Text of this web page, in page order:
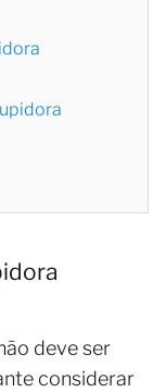
deve ser
considerar